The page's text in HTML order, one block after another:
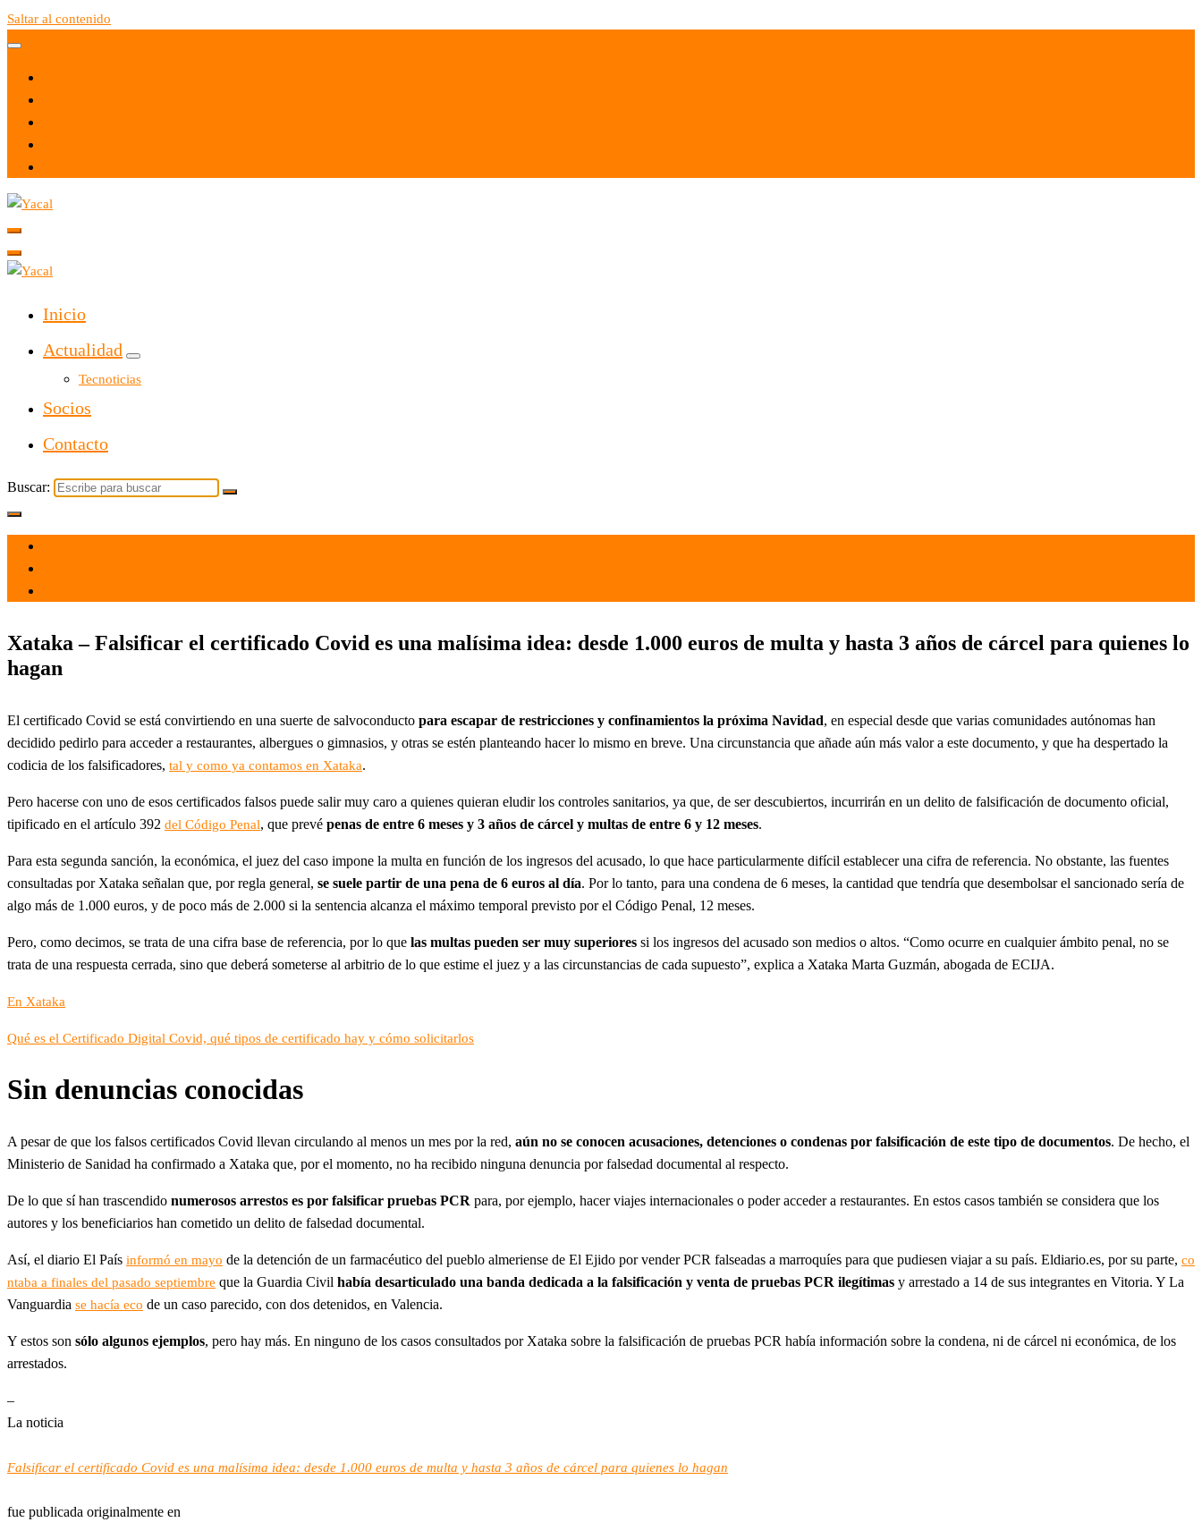
Saltar al contenido
Yacal micro hosting
Inicio
Actualidad
Tecnoticias
Socios
Contacto
Buscar:
Xataka – Falsificar el certificado Covid es una malísima idea: desde 1.000 euros de multa y hasta 3 años de cárcel para quienes lo
hagan
El certificado Covid se está convirtiendo en una suerte de salvoconducto para escapar de restricciones y confinamientos la próxima Navidad, en especial desde que varias comunidades autónomas han
decidido pedirlo para acceder a restaurantes, albergues o gimnasios, y otras se estén planteando hacer lo mismo en breve. Una circunstancia que añade aún más valor a este documento, y que ha despertado la
codicia de los falsificadores, tal y como ya contamos en Xataka.
Pero hacerse con uno de esos certificados falsos puede salir muy caro a quienes quieran eludir los controles sanitarios, ya que, de ser descubiertos, incurrirán en un delito de falsificación de documento oficial,
tipificado en el artículo 392 del Código Penal, que prevé penas de entre 6 meses y 3 años de cárcel y multas de entre 6 y 12 meses.
Para esta segunda sanción, la económica, el juez del caso impone la multa en función de los ingresos del acusado, lo que hace particularmente difícil establecer una cifra de referencia. No obstante, las fuentes
consultadas por Xataka señalan que, por regla general, se suele partir de una pena de 6 euros al día. Por lo tanto, para una condena de 6 meses, la cantidad que tendría que desembolsar el sancionado sería de
algo más de 1.000 euros, y de poco más de 2.000 si la sentencia alcanza el máximo temporal previsto por el Código Penal, 12 meses.
Pero, como decimos, se trata de una cifra base de referencia, por lo que las multas pueden ser muy superiores si los ingresos del acusado son medios o altos. “Como ocurre en cualquier ámbito penal, no se
trata de una respuesta cerrada, sino que deberá someterse al arbitrio de lo que estime el juez y a las circunstancias de cada supuesto”, explica a Xataka Marta Guzmán, abogada de ECIJA.
En Xataka
Qué es el Certificado Digital Covid, qué tipos de certificado hay y cómo solicitarlos
Sin denuncias conocidas
A pesar de que los falsos certificados Covid llevan circulando al menos un mes por la red, aún no se conocen acusaciones, detenciones o condenas por falsificación de este tipo de documentos. De hecho, el
Ministerio de Sanidad ha confirmado a Xataka que, por el momento, no ha recibido ninguna denuncia por falsedad documental al respecto.
De lo que sí han trascendido numerosos arrestos es por falsificar pruebas PCR para, por ejemplo, hacer viajes internacionales o poder acceder a restaurantes. En estos casos también se considera que los
autores y los beneficiarios han cometido un delito de falsedad documental.
Así, el diario El País informó en mayo de la detención de un farmacéutico del pueblo almeriense de El Ejido por vender PCR falseadas a marroquíes para que pudiesen viajar a su país. Eldiario.es, por su parte, co
ntaba a finales del pasado septiembre que la Guardia Civil había desarticulado una banda dedicada a la falsificación y venta de pruebas PCR ilegítimas y arrestado a 14 de sus integrantes en Vitoria. Y La
Vanguardia se hacía eco de un caso parecido, con dos detenidos, en Valencia.
Y estos son sólo algunos ejemplos, pero hay más. En ninguno de los casos consultados por Xataka sobre la falsificación de pruebas PCR había información sobre la condena, ni de cárcel ni económica, de los
arrestados.
–
La noticia
Falsificar el certificado Covid es una malísima idea: desde 1.000 euros de multa y hasta 3 años de cárcel para quienes lo hagan
fue publicada originalmente en